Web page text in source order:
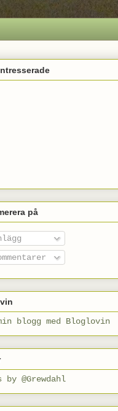
på
blogg med Bloglovin
by @Grewdahl